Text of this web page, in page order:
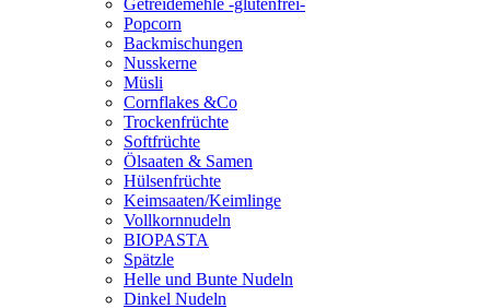
Getreidemehle -glutenfrei-
Popcorn
Backmischungen
Nusskerne
Müsli
Cornflakes &Co
Trockenfrüchte
Softfrüchte
Ölsaaten & Samen
Hülsenfrüchte
Keimsaaten/Keimlinge
Vollkornnudeln
BIOPASTA
Spätzle
Helle und Bunte Nudeln
Dinkel Nudeln